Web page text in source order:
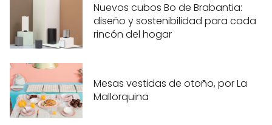
Nuevos cubos Bo de Brabantia:
diseño y sostenibilidad para cada
rincón del hogar
Mesas vestidas de otoño, por La
Mallorquina